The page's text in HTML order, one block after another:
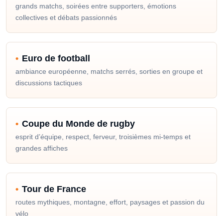
grands matchs, soirées entre supporters, émotions
collectives et débats passionnés
Euro de football
ambiance européenne, matchs serrés, sorties en groupe et
discussions tactiques
Coupe du Monde de rugby
esprit d’équipe, respect, ferveur, troisièmes mi-temps et
grandes affiches
Tour de France
routes mythiques, montagne, effort, paysages et passion du
vélo